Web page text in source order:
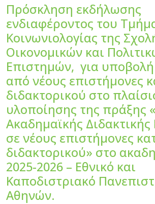
Πρόσκληση εκδήλωσης
ενδιαφέροντος του
Κοινωνιολογίας της
Οικονομικών και
Επιστημών, για
από νέους επιστήμονες
διδακτορικού στο
υλοποίησης της πράξης
Ακαδημαϊκής Διδακτικής
σε νέους επιστήμονες
διδακτορικού» στο
2025-2026 – Εθνικό και
Καποδιστριακό
Αθηνών.